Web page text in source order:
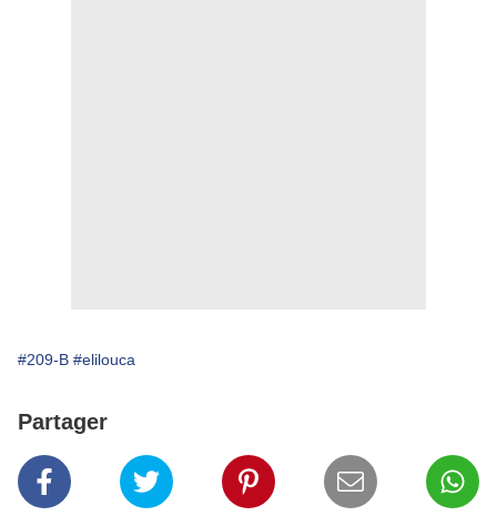
#209-B #elilouca
Partager